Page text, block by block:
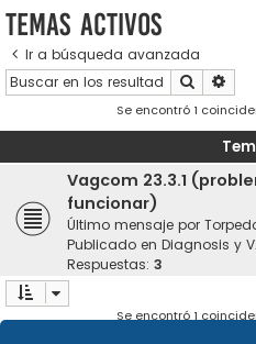
Temas activos
Ir a búsqueda avanzada
Buscar
Se encontró 1
Vagcom 23.3.1
funcionar)
Último mensaje por
Publicado en Diagnosis y
Respuestas: 3
Se encontró 1